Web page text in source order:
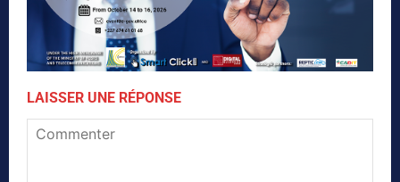
LAISSER UNE RÉPONSE